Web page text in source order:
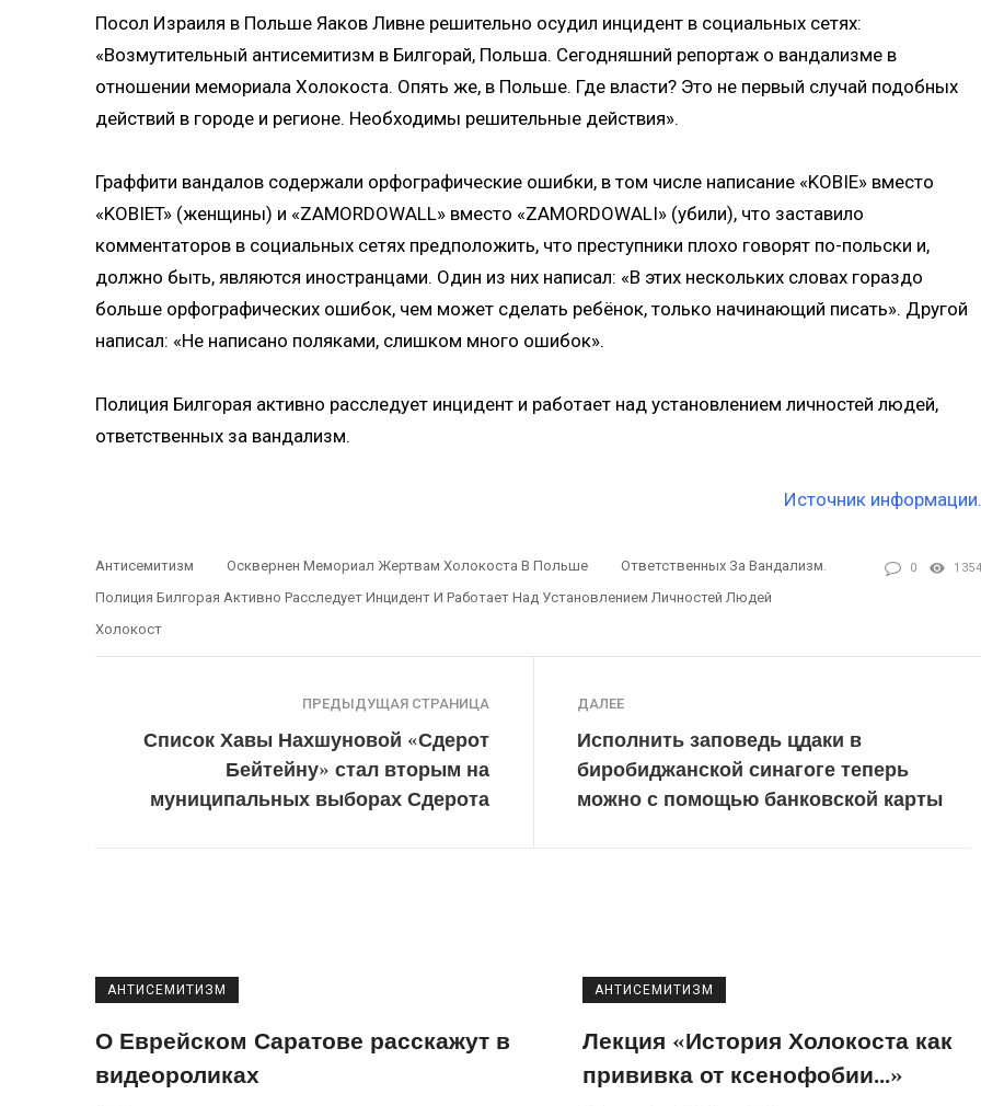
Посол Израиля в Польше Яаков Ливне решительно осудил инцидент в социальных сетях:
«Возмутительный антисемитизм в Билгорай, Польша. Сегодняшний репортаж о вандализме в
отношении мемориала Холокоста. Опять же, в Польше. Где власти? Это не первый случай подобных
действий в городе и регионе. Необходимы решительные действия».
Граффити вандалов содержали орфографические ошибки, в том числе написание «KOBIE» вместо
«KOBIET» (женщины) и «ZAMORDOWALL» вместо «ZAMORDOWALI» (убили), что заставило
комментаторов в социальных сетях предположить, что преступники плохо говорят по-польски и,
должно быть, являются иностранцами. Один из них написал: «В этих нескольких словах гораздо
больше орфографических ошибок, чем может сделать ребёнок, только начинающий писать». Другой
написал: «Не написано поляками, слишком много ошибок».
Полиция Билгорая активно расследует инцидент и работает над установлением личностей людей,
ответственных за вандализм.
Источник информации.
Антисемитизм Осквернен Мемориал Жертвам Холокоста В Польше
Ответственных За Вандализм.
Полиция Билгорая Активно Расследует Инцидент И Работает Над Установлением Личностей Людей
Холокост
0 1354
ПРЕДЫДУЩАЯ СТРАНИЦА
Список Хавы Нахшуновой «Сдерот
Бейтейну» стал вторым на
муниципальных выборах Сдерота
ДАЛЕЕ
Исполнить заповедь цдаки в
биробиджанской синагоге теперь
можно с помощью банковской карты
АНТИСЕМИТИЗМ
О Еврейском Саратове расскажут в
видеороликах
АНТИСЕМИТИЗМ
Лекция «История Холокоста как
прививка от ксенофобии…»